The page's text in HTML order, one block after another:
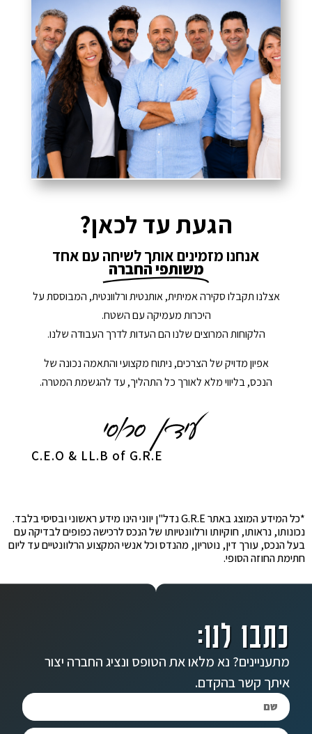
הגעת עד לכאן?
אנחנו מזמינים אותך לשיחה עם אחד
משותפי החברה
אצלנו תקבלו סקירה אמיתית, אותנטית ורלוונטית, המבוססת על
היכרות מעמיקה עם השטח.
הלקוחות המרוצים שלנו הם העדות לדרך העבודה שלנו.
אפיון מדויק של הצרכים, ניתוח מקצועי והתאמה נכונה של
הנכס, בליווי מלא לאורך כל התהליך, עד להגשמת המטרה.
C.E.O & LL.B of G.R.E
*כל המידע המוצג באתר G.R.E נדל"ן יווני הינו מידע ראשוני ובסיסי בלבד.
נכונותו, נראותו, חוקיותו ורלוונטיותו של הנכס לרכישה כפופים לבדיקה עם
בעל הנכס, עורך דין, נוטריון, מהנדס וכל אנשי המקצוע הרלוונטיים עד ליום
חתימת החוזה הסופי.
כתבו לנו:
מתעניינים? נא מלאו את הטופס ונציג החברה יצור
איתך קשר בהקדם.